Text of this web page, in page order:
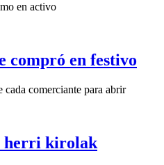
en activo
compró en festivo
comerciante para abrir
herri kirolak